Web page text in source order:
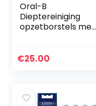
Oral-B
Dieptereiniging
opzetborstels met
diepe interdentale
€25.00